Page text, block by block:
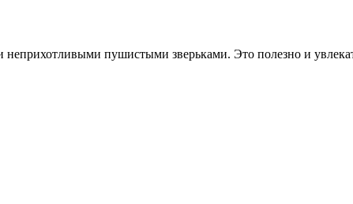
пушистыми зверьками. Это полезно и